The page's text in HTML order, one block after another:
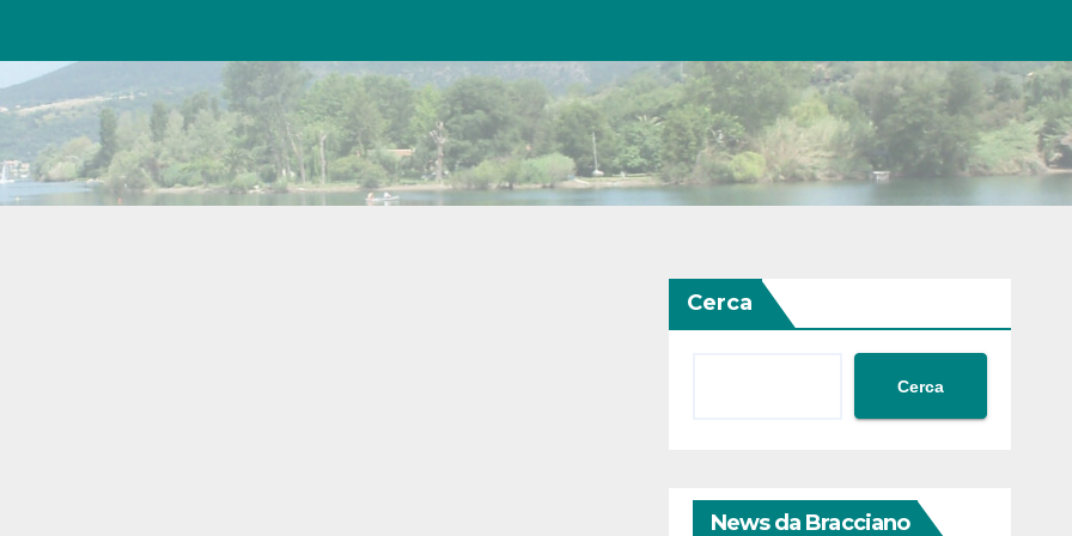
Cerca
Cerca
News da Bracciano